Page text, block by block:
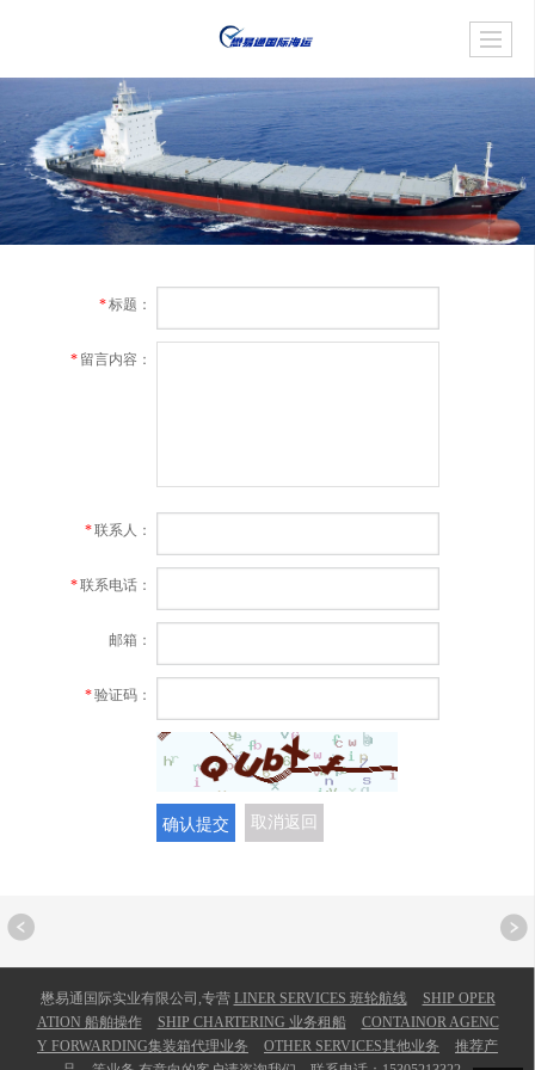
*标题：
* 留言内容：
*联系人：
*联系电话：
邮箱：
*验证码：
确认提交 取消返回
懋易通国际实业有限公司,专营 LINER SERVICES 班轮航线
SHIP OPER
ATION 船舶操作
SHIP CHARTERING 业务租船
CONTAINOR AGENC
Y FORWARDING集装箱代理业务
OTHER SERVICES其他业务
推荐产